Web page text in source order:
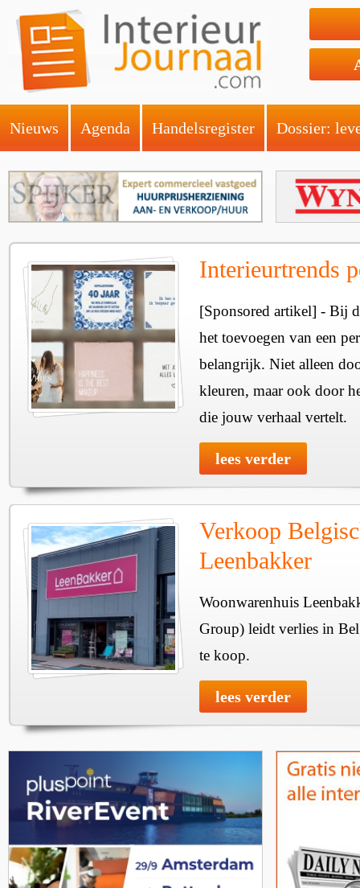
Nieuws Agenda Handelsregister Dossier:
Interieurtrends
[Sponsored artikel] - Bij
het toevoegen van een
belangrijk. Niet alleen
kleuren, maar ook door
die jouw verhaal vertelt.
lees verder
Verkoop
Leenbakker
Woonwarenhuis
Group) leidt verlies in
te koop.
lees verder